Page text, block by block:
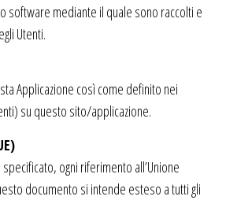
software mediante il quale sono raccolti e
Utenti.
Applicazione così come definito nei
su questo sito/applicazione.
ogni riferimento all’Unione
documento si intende esteso a tutti gli